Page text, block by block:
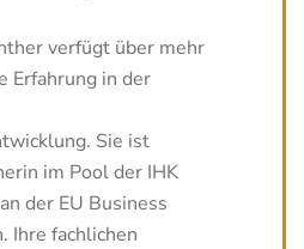
verfügt über mehr
Erfahrung in der
Sie ist
im Pool der IHK
der EU Business
Ihre fachlichen